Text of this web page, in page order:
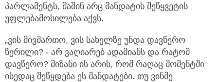
პარლამენტს, მაშინ არც მანდატის შეწყვეტის
უფლებამოსილება აქვს.
„ვის მივმართო, ვის სახელზე უნდა დავწერო
წერილი? - არ ვაღიარებ ადამიანს და რატომ
დავწერო? მიზანი ის არის, რომ რაღაც მომენტში
ისედაც შეწყდება ეს მანდატები. თუ ვინმე